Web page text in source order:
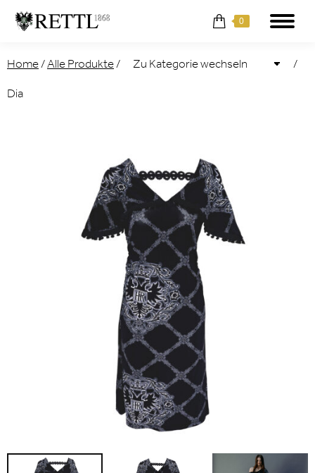
0
Home / Alle Produkte / /
Dia